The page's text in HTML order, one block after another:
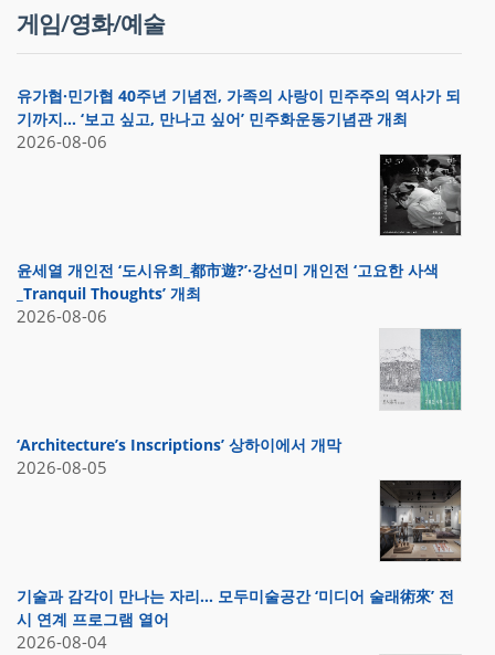
게임/영화/예술
유가협·민가협 40주년 기념전, 가족의 사랑이 민주주의 역사가 되
기까지… ‘보고 싶고, 만나고 싶어’ 민주화운동기념관 개최
2026-08-06
윤세열 개인전 ‘도시유희_都市遊?’·강선미 개인전 ‘고요한 사색
_Tranquil Thoughts’ 개최
2026-08-06
‘Architecture’s Inscriptions’ 상하이에서 개막
2026-08-05
기술과 감각이 만나는 자리… 모두미술공간 ‘미디어 술래術來’ 전
시 연계 프로그램 열어
2026-08-04